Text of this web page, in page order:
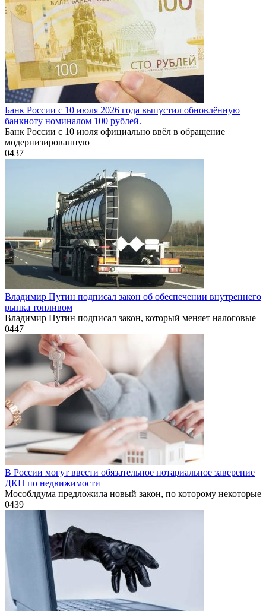
Банк России с 10 июля 2026 года выпустил обновлённую
банкноту номиналом 100 рублей.
Банк России с 10 июля официально ввёл в обращение
модернизированную
0437
Владимир Путин подписал закон об обеспечении внутреннего
рынка топливом
Владимир Путин подписал закон, который меняет налоговые
0447
В России могут ввести обязательное нотариальное заверение
ДКП по недвижимости
Мособлдума предложила новый закон, по которому некоторые
0439